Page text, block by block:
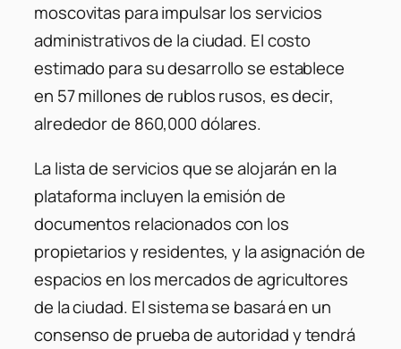
moscovitas para impulsar los servicios
administrativos de la ciudad. El costo
estimado para su desarrollo se establece
en 57 millones de rublos rusos, es decir,
alrededor de 860,000 dólares.
La lista de servicios que se alojarán en la
plataforma incluyen la emisión de
documentos relacionados con los
propietarios y residentes, y la asignación de
espacios en los mercados de agricultores
de la ciudad. El sistema se basará en un
consenso de prueba de autoridad y tendrá